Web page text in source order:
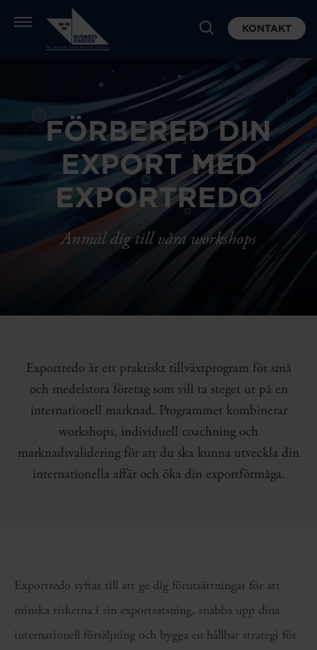
KONTAKT
FÖRBERED DIN
EXPORT MED
EXPORTREDO
Anmäl dig till våra workshops
Exportredo är ett praktiskt tillväxtprogram för små
och medelstora företag som vill ta steget ut på en
internationell marknad. Programmet kombinerar
workshops, individuell coachning och
marknadsvalidering för att du ska kunna utveckla din
internationella affär och öka din exportförmåga.
Exportredo syftar till att ge dig förutsättningar för att
minska riskerna i sin exportsatsning, snabba upp dina
internationell försäljning och bygga en hållbar strategi för